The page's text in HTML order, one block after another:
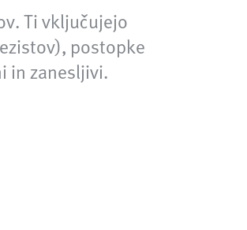
Ti vključujejo
postopke
in zanesljivi.